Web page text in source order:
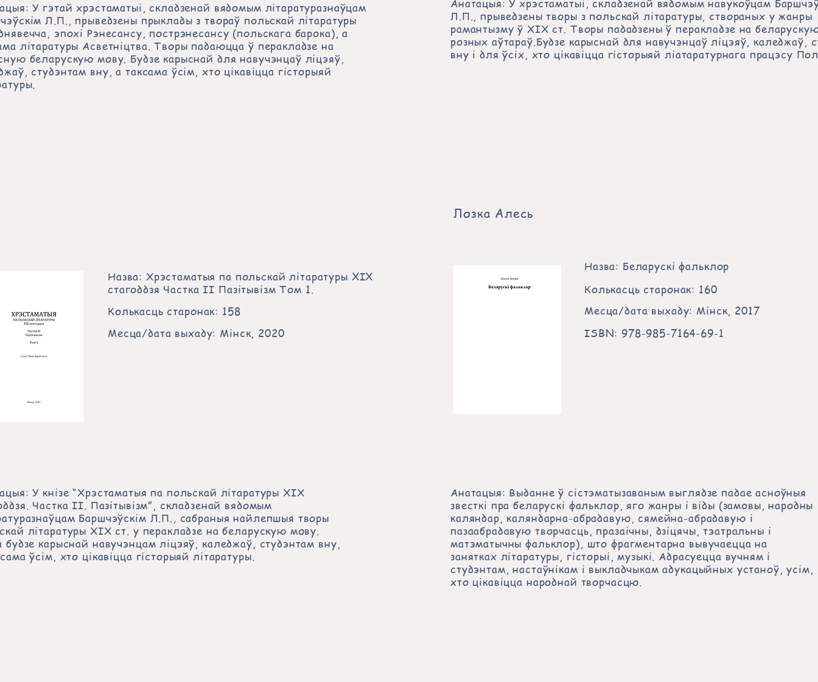
У гэтай хрэстаматыі, складзенай вядомым літаратуразнаўцам
Л.П., прыведзены прыклады з твораў польскай літаратуры
эпохі Рэнесансу, пострэнесансу (польскага барока), а
літаратуры Асветніцтва. Творы падаюцца ў перакладзе на
беларускую мову. Будзе карыснай для навучэнцаў ліцэяў,
студэнтам вну, а таксама ўсім, хто цікавіцца гісторыяй
Анатацыя: У хрэстаматыі, складзенай вядомым навукоўцам
Л.П., прыведзены творы з польскай літаратуры, створаных у жанры
рамантызму ў ХІХ ст. Творы пададзены ў перакладзе на
розных аўтараў.Будзе карыснай для навучэнцаў ліцэяў, каледжаў,
вну і для ўсіх, хто цікавіцца гісторыяй ліатаратурнага працэсу
​​Лозка Алесь
Назва: Хрэстаматыя па польскай літаратуры XIX
стагоддзя Частка ІІ Пазітывізм Том 1.
Колькасць старонак: 158
Месца/дата выхаду: Мінск, 2020
Назва: Беларускі фальклор
Колькасць старонак: 160
Месца/дата выхаду: Мінск, 2017
ISBN: 978-985-7164-69-1
У кнізе “Хрэстаматыя па польскай літаратуры ХІХ
Частка ІІ. Пазітывізм”, складзенай вядомым
Баршчэўскім Л.П., сабраныя найлепшыя творы
літаратуры ХІХ ст. у перакладзе на беларускую мову.
будзе карыснай навучэнцам ліцэяў, каледжаў, студэнтам вну,
ўсім, хто цікавіцца гісторыяй літаратуры.
Анатацыя: Выданне ў сістэматызаваным выглядзе падае асноўныя
звесткі пра беларускі фальклор, яго жанры і віды (замовы, народны
каляндар, каляндарна-абрадавую, сямейна-абрадавую і
пазаабрадавую творчасць, празаічны, дзіцячы, тэатральны і
матэматычны фальклор), што фрагментарна вывучаецца на
занятках літаратуры, гісторыі, музыкі. Адрасуецца вучням і
студэнтам, настаўнікам і выкладчыкам адукацыйных устаноў, усім,
хто цікавіцца народнай творчасцю.